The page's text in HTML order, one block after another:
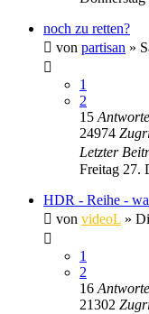
noch zu retten?
von partisan »
1
2
15
24974
Letzter
Freitag 27.
HDR - Reihe -
von videoL »
1
2
16
21302